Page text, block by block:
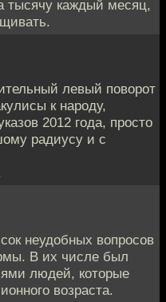
тысячу каждый месяц,
левый поворот
к народу,
2012 года, просто
радиусу и с
неудобных вопросов
В их числе был
людей, которые
возраста.